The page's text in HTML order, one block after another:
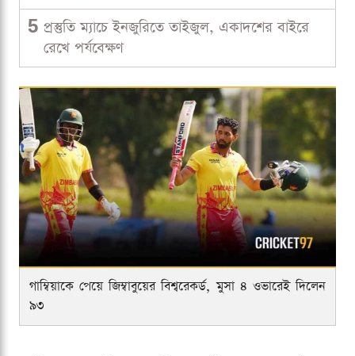
5 প্রস্তুতি ম্যাচে ইনজুরিতে তাইজুল, একাদশের বাইরে
রেখে পর্যবেক্ষণ
গাম্বিয়াকে পেয়ে জিম্বাবুয়ের বিশ্বরেকর্ড, মুসা ৪ ওভারেই দিলেন
৯৩